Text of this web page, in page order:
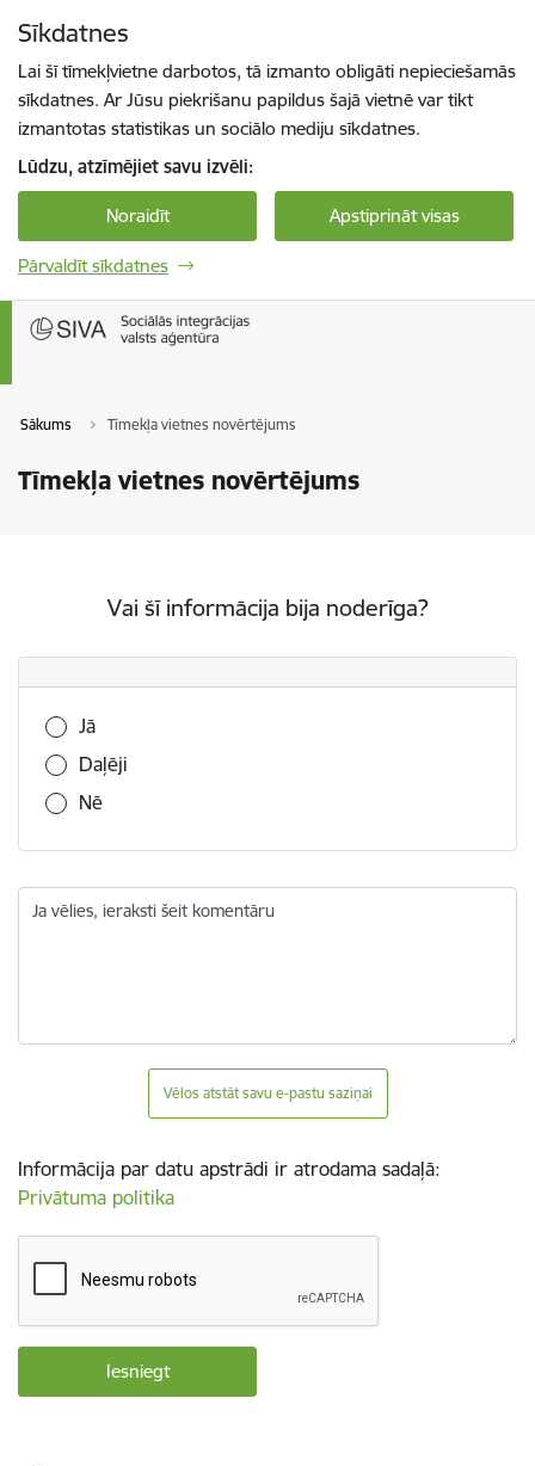
Sīkdatnes
Lai šī tīmekļvietne darbotos, tā izmanto obligāti nepieciešamās
sīkdatnes. Ar Jūsu piekrišanu papildus šajā vietnē var tikt
izmantotas statistikas un sociālo mediju sīkdatnes.
Lūdzu, atzīmējiet savu izvēli:
Noraidīt Apstiprināt visas
Pārvaldīt sīkdatnes
Sākums Tīmekļa vietnes novērtējums
Tīmekļa vietnes novērtējums
Vai šī informācija bija noderīga?
Vai šī informācija bija noderīga?
Jā
Daļēji
Nē
Ja vēlies, ieraksti šeit komentāru
Vēlos atstāt savu e-pastu saziņai
Informācija par datu apstrādi ir atrodama sadaļā:
Privātuma politika